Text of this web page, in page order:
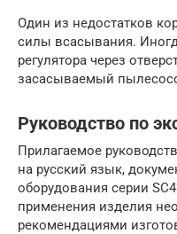
Один из недостатков
силы всасывания.
регулятора через
засасываемый
Руководство по
Прилагаемое
на русский язык,
оборудования серии
применения изделия
рекомендациями